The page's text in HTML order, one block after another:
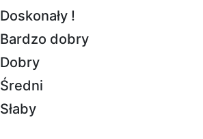
Doskonały !
Bardzo dobry
Dobry
Średni
Słaby